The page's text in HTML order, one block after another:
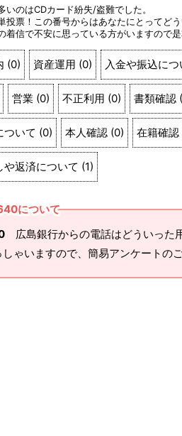
いのはCDカード紛失/盗難でした。
投票！この番号からはあなたにとってど
着信で不安に思っている方がいますので
(0) 資産運用 (0) 入金や振込につ
営業 (0) 不正利用 (0) 書類確認 (
ついて (0) 本人確認 (0) 在籍確認
や返済について (1)
について
広島銀行からの電話はどういった
ゃいますので、簡易アンケートの